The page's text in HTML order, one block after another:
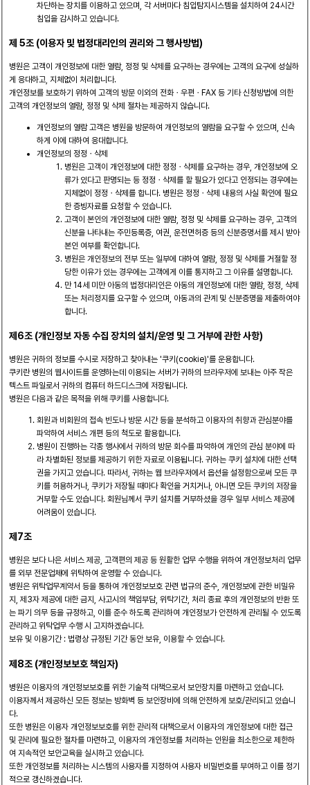
차단하는 장치를 이용하고 있으며, 각 서버마다 침입탐지시스템을 설치하여 24시간
침입을 감시하고 있습니다.
제 5조 (이용자 및 법정대리인의 권리와 그 행사방법)
병원은 고객이 개인정보에 대한 열람, 정정 및 삭제를 요구하는 경우에는 고객의 요구에 성실하
게 응대하고, 지체없이 처리합니다.
개인정보를 보호하기 위하여 고객의 방문 이외의 전화ㆍ우편ㆍFAX 등 기타 신청방법에 의한
고객의 개인정보의 열람, 정정 및 삭제 절차는 제공하지 않습니다.
개인정보의 열람 고객은 병원을 방문하여 개인정보의 열람을 요구할 수 있으며, 신속
하게 이에 대하여 응대합니다.
개인정보의 정정ㆍ삭제
병원은 고객이 개인정보에 대한 정정ㆍ삭제를 요구하는 경우, 개인정보에 오
류가 있다고 판명되는 등 정정ㆍ삭제를 할 필요가 있다고 인정되는 경우에는
지체없이 정정ㆍ삭제를 합니다. 병원은 정정ㆍ삭제 내용의 사실 확인에 필요
한 증빙자료를 요청할 수 있습니다.
고객이 본인의 개인정보에 대한 열람, 정정 및 삭제를 요구하는 경우, 고객의
신분을 나타내는 주민등록증, 여권, 운전면허증 등의 신분증명서를 제시 받아
본인 여부를 확인합니다.
병원은 개인정보의 전부 또는 일부에 대하여 열람, 정정 및 삭제를 거절할 정
당한 이유가 있는 경우에는 고객에게 이를 통지하고 그 이유를 설명합니다.
만 14세 미만 아동의 법정대리인은 아동의 개인정보에 대한 열람, 정정, 삭제
또는 처리정지를 요구할 수 있으며, 아동과의 관계 및 신분증명을 제출하여야
합니다.
제6조 (개인정보 자동 수집 장치의 설치/운영 및 그 거부에 관한 사항)
병원은 귀하의 정보를 수시로 저장하고 찾아내는 '쿠키(cookie)'를 운용합니다.
쿠키란 병원의 웹사이트를 운영하는데 이용되는 서버가 귀하의 브라우저에 보내는 아주 작은
텍스트 파일로서 귀하의 컴퓨터 하드디스크에 저장됩니다.
병원은 다음과 같은 목적을 위해 쿠키를 사용합니다.
회원과 비회원의 접속 빈도나 방문 시간 등을 분석하고 이용자의 취향과 관심분야를
파악하여 서비스 개편 등의 척도로 활용합니다.
병원이 진행하는 각종 행사에서 귀하의 방문 회수를 파악하여 개인의 관심 분야에 따
라 차별화된 정보를 제공하기 위한 자료로 이용됩니다. 귀하는 쿠키 설치에 대한 선택
권을 가지고 있습니다. 따라서, 귀하는 웹 브라우저에서 옵션을 설정함으로써 모든 쿠
키를 허용하거나, 쿠키가 저장될 때마다 확인을 거치거나, 아니면 모든 쿠키의 저장을
거부할 수도 있습니다. 회원님께서 쿠키 설치를 거부하셨을 경우 일부 서비스 제공에
어려움이 있습니다.
제7조
병원은 보다 나은 서비스 제공, 고객편의 제공 등 원활한 업무 수행을 위하여 개인정보처리 업무
를 외부 전문업체에 위탁하여 운영할 수 있습니다.
병원은 위탁업무계약서 등을 통하여 개인정보보호 관련 법규의 준수, 개인정보에 관한 비밀유
지, 제3자 제공에 대한 금지, 사고시의 책임부담, 위탁기간, 처리 종료 후의 개인정보의 반환 또
는 파기 의무 등을 규정하고, 이를 준수 하도록 관리하여 개인정보가 안전하게 관리될 수 있도록
관리하고 위탁업무 수행 시 고지하겠습니다.
보유 및 이용기간 : 법령상 규정된 기간 동안 보유, 이용할 수 있습니다.
제8조 (개인정보보호 책임자)
병원은 이용자의 개인정보보호를 위한 기술적 대책으로서 보안장치를 마련하고 있습니다.
이용자께서 제공하신 모든 정보는 방화벽 등 보안장비에 의해 안전하게 보호/관리되고 있습니
다.
또한 병원은 이용자 개인정보보호를 위한 관리적 대책으로서 이용자의 개인정보에 대한 접근
및 관리에 필요한 절차를 마련하고, 이용자의 개인정보를 처리하는 인원을 최소한으로 제한하
여 지속적인 보안교육을 실시하고 있습니다.
또한 개인정보를 처리하는 시스템의 사용자를 지정하여 사용자 비밀번호를 부여하고 이를 정기
적으로 갱신하겠습니다.